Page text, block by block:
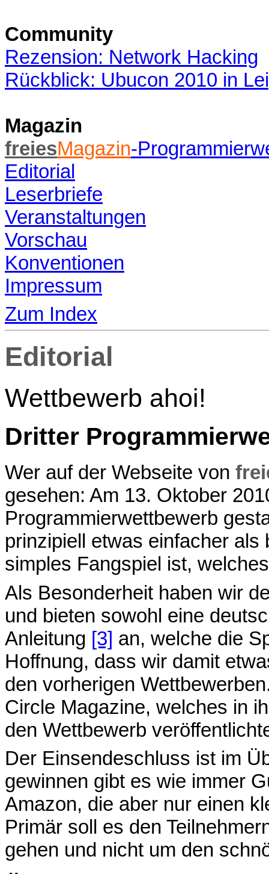
Community
Rezension: Network Hacking
Rückblick: Ubucon 2010 in
Magazin
freiesMagazin-
Editorial
Leserbriefe
Veranstaltungen
Vorschau
Konventionen
Impressum
Zum Index
Editorial
Wettbewerb ahoi!
Dritter
Wer auf der Webseite von
gesehen: Am 13. Oktober
Programmierwettbewerb
prinzipiell etwas einfacher
simples Fangspiel ist,
Als Besonderheit haben wir
und bieten sowohl eine
Anleitung [3] an, welche die
Hoffnung, dass wir damit
den vorherigen
Circle Magazine, welches in
den Wettbewerb
Der Einsendeschluss ist im
gewinnen gibt es wie immer
Amazon, die aber nur einen
Primär soll es den
gehen und nicht um den